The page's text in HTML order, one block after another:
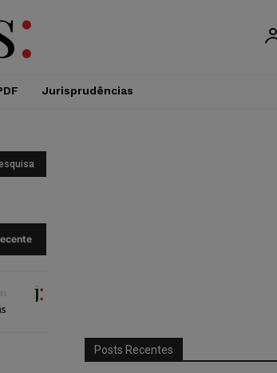
Jurisprudências
Posts Recentes